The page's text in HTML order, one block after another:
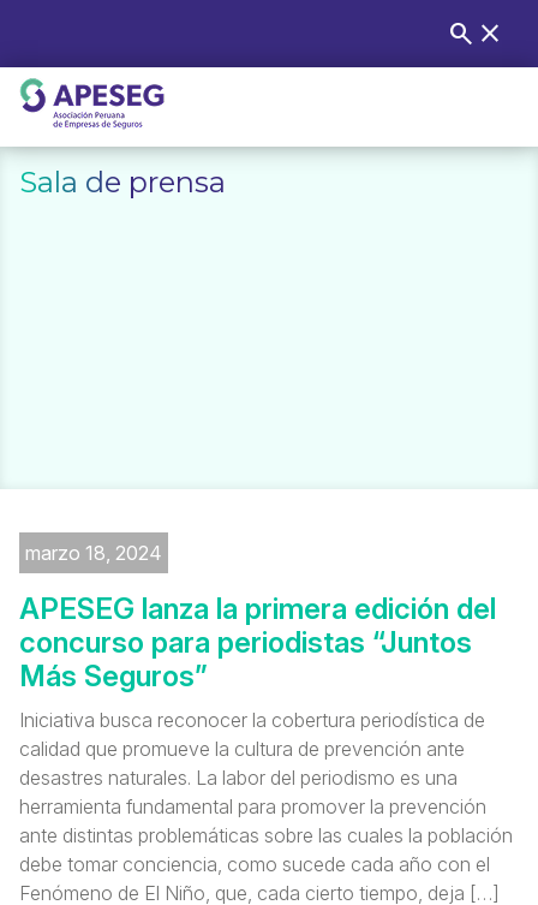
content
Buscar:
search close
APESEG
Sala de prensa
marzo 18, 2024
APESEG lanza la primera edición del
concurso para periodistas “Juntos
Más Seguros”
Iniciativa busca reconocer la cobertura periodística de
calidad que promueve la cultura de prevención ante
desastres naturales. La labor del periodismo es una
herramienta fundamental para promover la prevención
ante distintas problemáticas sobre las cuales la población
debe tomar conciencia, como sucede cada año con el
Fenómeno de El Niño, que, cada cierto tiempo, deja […]